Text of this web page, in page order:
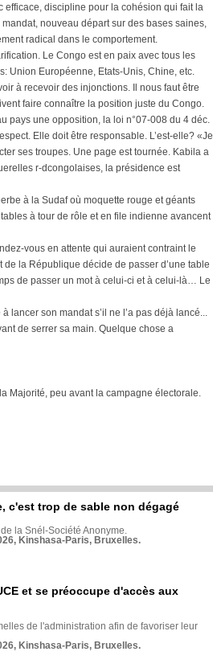
discipline pour la cohésion qui fait la
nouveau départ sur des bases saines,
radical dans le comportement.
Le Congo est en paix avec tous les
Union Européenne, Etats-Unis, Chine, etc.
à recevoir des injonctions. Il nous faut être
faire connaître la position juste du Congo.
pays une opposition, la loi n°07-008 du 4 déc.
Elle doit être responsable. L’est-elle? «Je
ses troupes. Une page est tournée. Kabila a
r-dcongolaises, la présidence est
à la Sudaf où moquette rouge et géants
à tour de rôle et en file indienne avancent
vous en attente qui auraient contraint le
de la République décide de passer d’une table
de passer un mot à celui-ci et à celui-là… Le
lancer son mandat s’il ne l’a pas déjà lancé...
de serrer sa main. Quelque chose a
Majorité, peu avant la campagne électorale.
c'est trop de sable non dégagé
la Snél-Société Anonyme.
Kinshasa-Paris, Bruxelles.
et se préoccupe d'accès aux
de l'administration afin de favoriser leur
Kinshasa-Paris, Bruxelles.